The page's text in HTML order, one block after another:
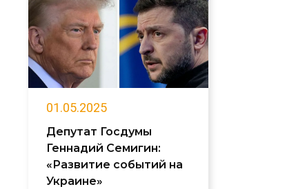
01.05.2025
Депутат Госдумы
Геннадий Семигин:
«Развитие событий на
Украине»